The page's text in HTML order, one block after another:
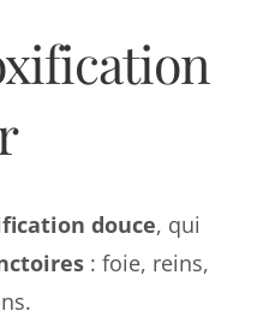
douce, qui
: foie, reins,